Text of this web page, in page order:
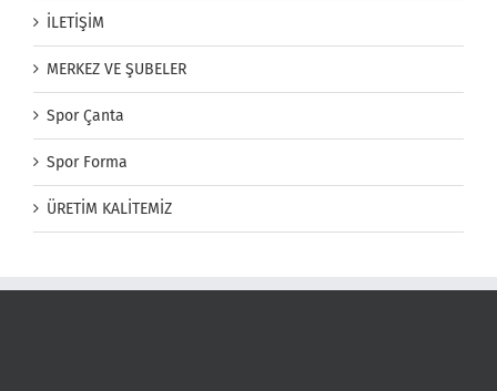
İLETİŞİM
MERKEZ VE ŞUBELER
Spor Çanta
Spor Forma
ÜRETİM KALİTEMİZ